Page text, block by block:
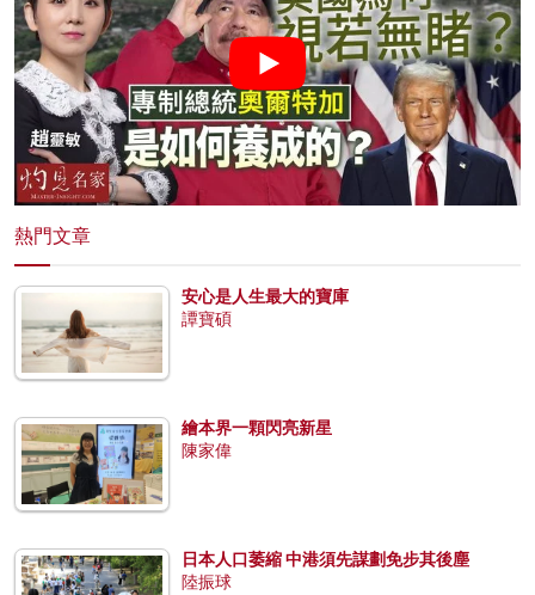
熱門文章
安心是人生最大的寶庫
譚寶碩
繪本界一顆閃亮新星
陳家偉
日本人口萎縮 中港須先謀劃免步其後塵
陸振球